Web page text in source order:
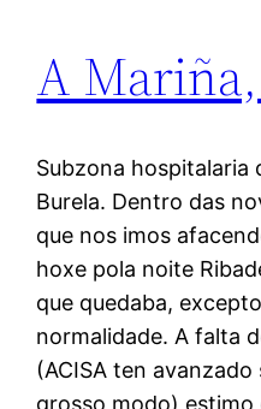
A
Subzona hospitalaria
Burela. Dentro das
que nos imos
hoxe pola noite
que quedaba,
normalidade. A falta
(ACISA ten
grosso modo) estimo